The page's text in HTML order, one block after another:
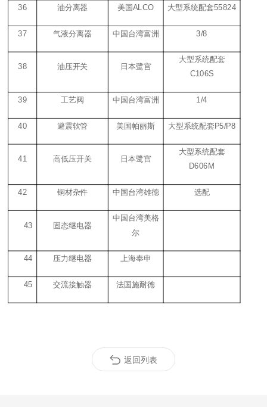
36 油分离器 美国ALCO 大型系统配套55824
37 气液分离器 中国台湾富洲 3/8
38 油压开关 日本鹭宫
大型系统配套
C106S
39 工艺阀 中国台湾富洲 1/4
40 避震软管 美国帕丽斯 大型系统配套P5/P8
41 高低压开关 日本鹭宫
大型系统配套
D606M
42 铜材杂件 中国台湾雄德 选配
43 固态继电器
中国台湾美格
尔
44 压力继电器 上海奉申
45 交流接触器 法国施耐德
返回列表